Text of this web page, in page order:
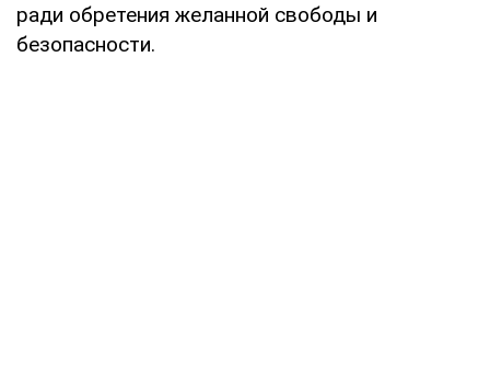
ради обретения желанной свободы и
безопасности.